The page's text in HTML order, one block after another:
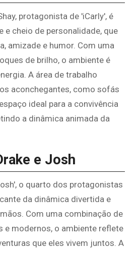
protagonista de 'iCarly', é
e cheio de personalidade, que
amizade e humor. Com uma
de brilho, o ambiente é
A área de trabalho
aconchegantes, como sofás
ideal para a convivência
a dinâmica animada da
e Josh
o quarto dos protagonistas
da dinâmica divertida e
Com uma combinação de
e modernos, o ambiente reflete
que eles vivem juntos. A